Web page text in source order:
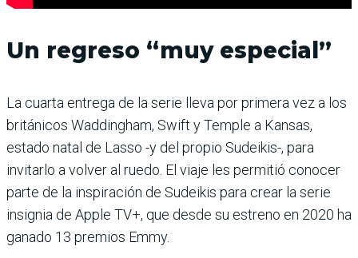
Un regreso “muy especial”
La cuarta entrega de la serie lleva por primera vez a los
británicos Waddingham, Swift y Temple a Kansas,
estado natal de Lasso -y del propio Sudeikis-, para
invitarlo a volver al ruedo. El viaje les permitió conocer
parte de la inspiración de Sudeikis para crear la serie
insignia de Apple TV+, que desde su estreno en 2020 ha
ganado 13 premios Emmy.